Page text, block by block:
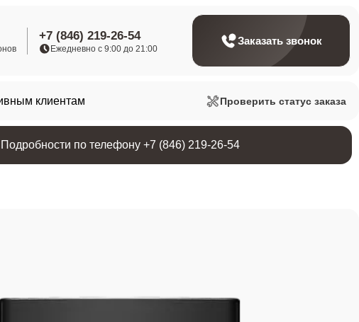
+7 (846) 219-26-54
Ежедневно с 9:00 до 21:00
Заказать звонок
клиентам Проверить статус заказа
по телефону +7 (846) 219-26-54